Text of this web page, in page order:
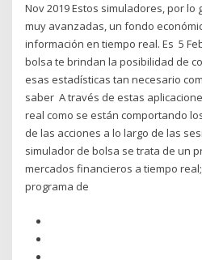
Nov 2019 Estos simuladores, por
muy avanzadas, un fondo
información en tiempo real. Es 5
bolsa te brindan la posibilidad de
esas estadísticas tan necesario
saber A través de estas
real como se están comportando
de las acciones a lo largo de las
simulador de bolsa se trata de un
mercados financieros a tiempo
programa de